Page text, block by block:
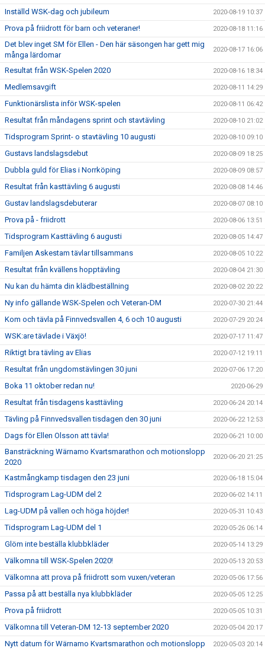
Inställd WSK-dag och jubileum 2020-08-19 10:37
Prova på friidrott för barn och veteraner! 2020-08-18 11:16
Det blev inget SM för Ellen - Den här säsongen har gett mig
många lärdomar
2020-08-17 16:06
Resultat från WSK-Spelen 2020 2020-08-16 18:34
Medlemsavgift 2020-08-11 14:29
Funktionärslista inför WSK-spelen 2020-08-11 06:42
Resultat från måndagens sprint och stavtävling 2020-08-10 21:02
Tidsprogram Sprint- o stavtävling 10 augusti 2020-08-10 09:10
Gustavs landslagsdebut 2020-08-09 18:25
Dubbla guld för Elias i Norrköping 2020-08-09 08:57
Resultat från kasttävling 6 augusti 2020-08-08 14:46
Gustav landslagsdebuterar 2020-08-07 08:10
Prova på - friidrott 2020-08-06 13:51
Tidsprogram Kasttävling 6 augusti 2020-08-05 14:47
Familjen Askestam tävlar tillsammans 2020-08-05 10:22
Resultat från kvällens hopptävling 2020-08-04 21:30
Nu kan du hämta din klädbeställning 2020-08-02 20:22
Ny info gällande WSK-Spelen och Veteran-DM 2020-07-30 21:44
Kom och tävla på Finnvedsvallen 4, 6 och 10 augusti 2020-07-29 20:24
WSK:are tävlade i Växjö! 2020-07-17 11:47
Riktigt bra tävling av Elias 2020-07-12 19:11
Resultat från ungdomstävlingen 30 juni 2020-07-06 17:20
Boka 11 oktober redan nu! 2020-06-29
Resultat från tisdagens kasttävling 2020-06-24 20:14
Tävling på Finnvedsvallen tisdagen den 30 juni 2020-06-22 12:53
Dags för Ellen Olsson att tävla! 2020-06-21 10:00
Bansträckning Wärnamo Kvartsmarathon och motionslopp
2020
2020-06-20 21:25
Kastmångkamp tisdagen den 23 juni 2020-06-18 15:04
Tidsprogram Lag-UDM del 2 2020-06-02 14:11
Lag-UDM på vallen och höga höjder! 2020-05-31 10:43
Tidsprogram Lag-UDM del 1 2020-05-26 06:14
Glöm inte beställa klubbkläder 2020-05-14 13:29
Välkomna till WSK-Spelen 2020! 2020-05-13 20:53
Välkomna att prova på friidrott som vuxen/veteran 2020-05-06 17:56
Passa på att beställa nya klubbkläder 2020-05-05 12:25
Prova på friidrott 2020-05-05 10:31
Välkomna till Veteran-DM 12-13 september 2020 2020-05-04 20:17
Nytt datum för Wärnamo Kvartsmarathon och motionslopp 2020-05-03 20:14